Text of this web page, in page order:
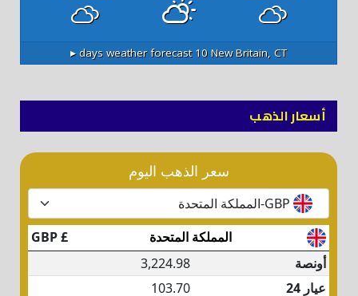
New Britain, CT
أسعار الذهب